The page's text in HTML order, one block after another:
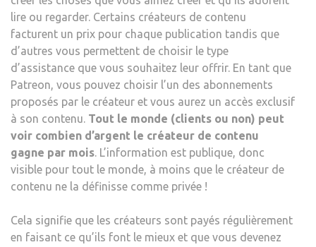
lire ou regarder. Certains créateurs de contenu
facturent un prix pour chaque publication tandis que
d’autres vous permettent de choisir le type
d’assistance que vous souhaitez leur offrir. En tant que
Patreon, vous pouvez choisir l’un des abonnements
proposés par le créateur et vous aurez un accès exclusif
à son contenu. Tout le monde (clients ou non) peut
voir combien d’argent le créateur de contenu
gagne par mois. L’information est publique, donc
visible pour tout le monde, à moins que le créateur de
contenu ne la définisse comme privée !
Cela signifie que les créateurs sont payés régulièrement
en faisant ce qu’ils font le mieux et que vous devenez